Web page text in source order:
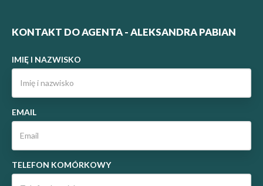
KONTAKT DO AGENTA - ALEKSANDRA PABIAN
IMIĘ I NAZWISKO
EMAIL
TELEFON KOMÓRKOWY